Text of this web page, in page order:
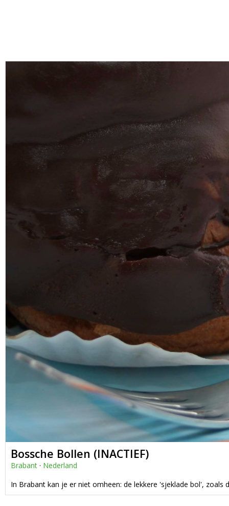
Bossche Bollen (INACTIEF)
Brabant · Nederland
In Brabant kan je er niet omheen: de lekkere 'sjeklade bol', zoals